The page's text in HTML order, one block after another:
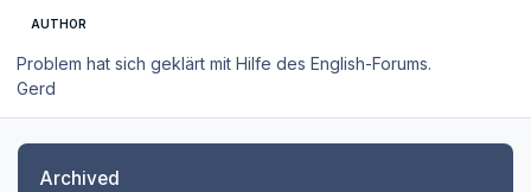
AUTHOR
Problem hat sich geklärt mit Hilfe des English-Forums.
Gerd
Archived